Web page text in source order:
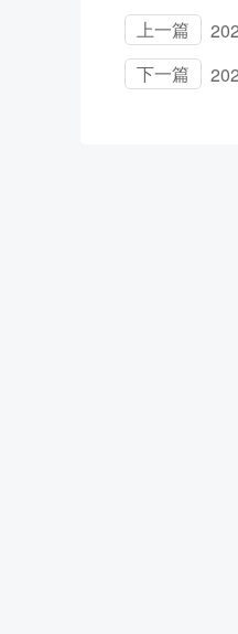
上一篇
下一篇